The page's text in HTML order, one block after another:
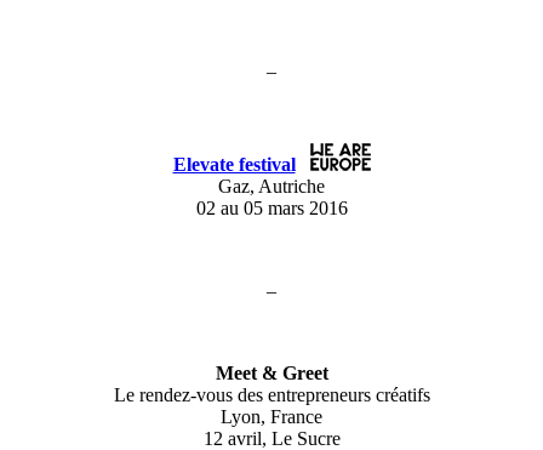
–
Elevate festival
Gaz, Autriche
02 au 05 mars 2016
–
Meet & Greet
Le rendez-vous des entrepreneurs créatifs
Lyon, France
12 avril, Le Sucre